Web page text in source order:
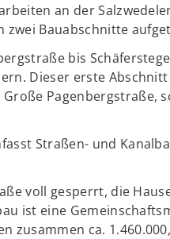
an der
zwei Bauabschnitte
bis
Dieser erste
Pagenbergstraße,
Straßen- und
voll gesperrt, die
ist eine
zusammen ca.